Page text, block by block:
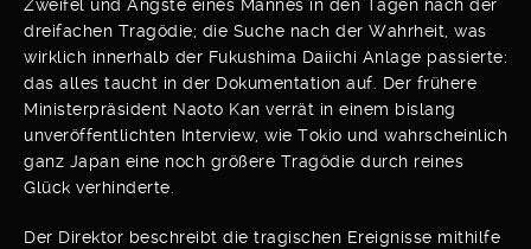
Zweifel und Ängste eines Mannes in den Tagen nach der
dreifachen Tragödie; die Suche nach der Wahrheit, was
wirklich innerhalb der Fukushima Daiichi Anlage passierte:
das alles taucht in der Dokumentation auf. Der frühere
Ministerpräsident Naoto Kan verrät in einem bislang
unveröffentlichten Interview, wie Tokio und wahrscheinlich
ganz Japan eine noch größere Tragödie durch reines
Glück verhinderte.
Der Direktor beschreibt die tragischen Ereignisse mithilfe